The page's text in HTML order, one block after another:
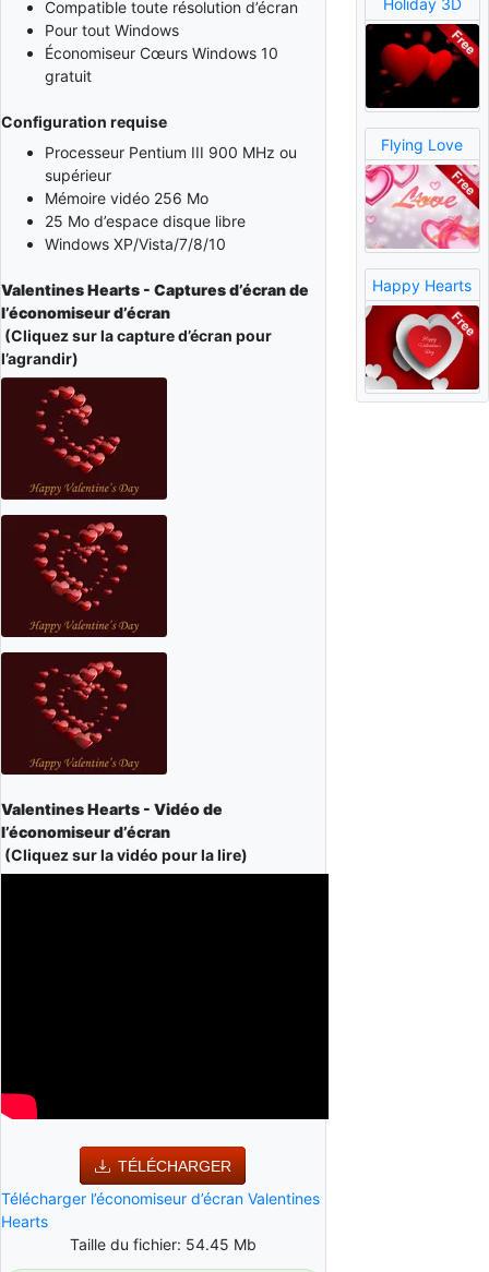
Compatible toute résolution d’écran
Pour tout Windows
Économiseur Cœurs Windows 10
gratuit
Configuration requise
Processeur Pentium III 900 MHz ou
supérieur
Mémoire vidéo 256 Mo
25 Mo d’espace disque libre
Windows XP/Vista/7/8/10
Valentines Hearts - Captures d’écran de
l’économiseur d’écran
(Cliquez sur la capture d’écran pour
l’agrandir)
Valentines Hearts - Vidéo de
l’économiseur d’écran
(Cliquez sur la vidéo pour la lire)
TÉLÉCHARGER
Télécharger l’économiseur d’écran Valentines
Hearts
Taille du fichier: 54.45 Mb
Holiday 3D
Flying Love
Happy Hearts